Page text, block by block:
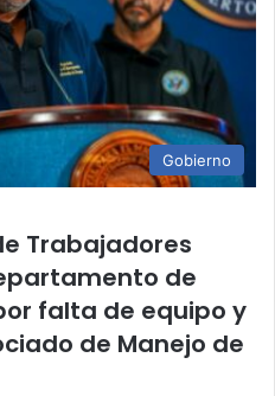
Gobierno
Trabajadores
de
falta de equipo y
de Manejo de